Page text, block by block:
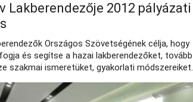
Lakberendezője 2012 pályázati
Országos Szövetségének célja, hogy
és segítse a hazai lakberendezőket, tovább
szakmai ismeretüket, gyakorlati módszereiket.